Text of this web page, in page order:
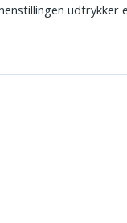
udtrykker